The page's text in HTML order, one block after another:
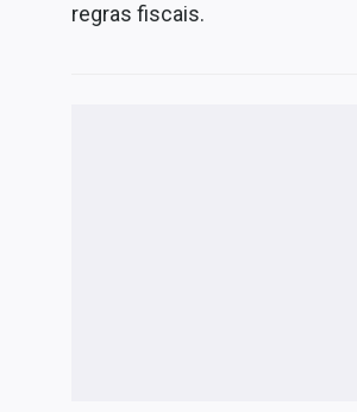
regras fiscais.